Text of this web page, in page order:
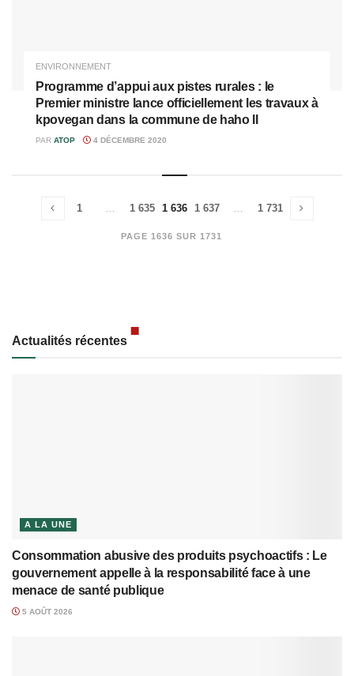
ENVIRONNEMENT
Programme d’appui aux pistes rurales : le
Premier ministre lance officiellement les travaux à
kpovegan dans la commune de haho II
PAR ATOP 4 DÉCEMBRE 2020
PAGE 1636 SUR 1731
1 … 1 635 1 636 1 637 … 1 731
Actualités récentes
A LA UNE
Consommation abusive des produits psychoactifs : Le
gouvernement appelle à la responsabilité face à une
menace de santé publique
5 AOÛT 2026